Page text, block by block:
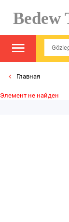
Bedew
Главная
Элемент не найден